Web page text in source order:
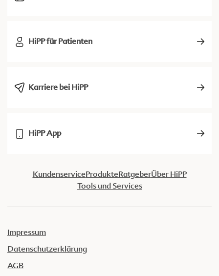
HiPP für Patienten
Karriere bei HiPP
HiPP App
KundenserviceProdukteRatgeberÜber HiPP
Tools und Services
Impressum
Datenschutzerklärung
AGB